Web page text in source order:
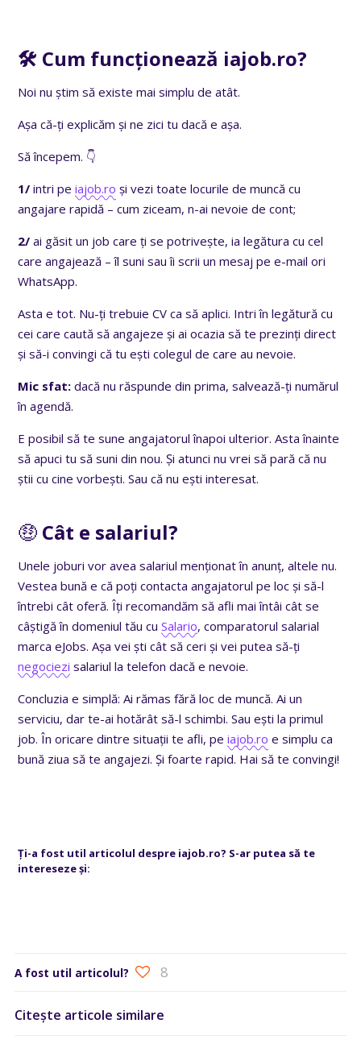
🛠️ Cum funcționează iajob.ro?
Noi nu știm să existe mai simplu de atât.
Așa că-ți explicăm și ne zici tu dacă e așa.
Să începem. 👇
1/ intri peiajob.ro și vezi toate locurile de muncă cu
angajare rapidă – cum ziceam, n-ai nevoie de cont;
2/ ai găsit un job care ți se potrivește, ia legătura cu cel
care angajează – îl suni sau îi scrii un mesaj pe e-mail ori
WhatsApp.
Asta e tot. Nu-ți trebuie CV ca să aplici. Intri în legătură cu
cei care caută să angajeze și ai ocazia să te prezinți direct
și să-i convingi că tu ești colegul de care au nevoie.
Mic sfat: dacă nu răspunde din prima, salvează-ți numărul
în agendă.
E posibil să te sune angajatorul înapoi ulterior. Asta înainte
să apuci tu să suni din nou. Și atunci nu vrei să pară că nu
știi cu cine vorbești. Sau că nu ești interesat.
🤑 Cât e salariul?
Unele joburi vor avea salariul menționat în anunț, altele nu.
Vestea bună e că poți contacta angajatorul pe loc și să-l
întrebi cât oferă. Îți recomandăm să afli mai întâi cât se
câștigă în domeniul tău cuSalario, comparatorul salarial
marca eJobs. Așa vei ști cât să ceri și vei putea să-ți
negociezi salariul la telefon dacă e nevoie.
Concluzia e simplă: Ai rămas fără loc de muncă. Ai un
serviciu, dar te-ai hotărât să-l schimbi. Sau ești la primul
job. În oricare dintre situații te afli, peiajob.ro e simplu ca
bună ziua să te angajezi. Și foarte rapid. Hai să te convingi!
Ți-a fost util articolul despre iajob.ro? S-ar putea să te
intereseze și:
A fost util articolul? 8
Citește articole similare